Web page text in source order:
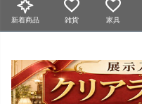
新着商品 雑貨 家具